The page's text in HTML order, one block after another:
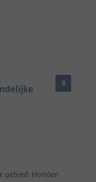
8
gebied. Honden